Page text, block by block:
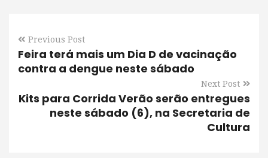
Previous Post
Feira terá mais um Dia D de vacinação
contra a dengue neste sábado
Next Post
Kits para Corrida Verão serão entregues
neste sábado (6), na Secretaria de
Cultura